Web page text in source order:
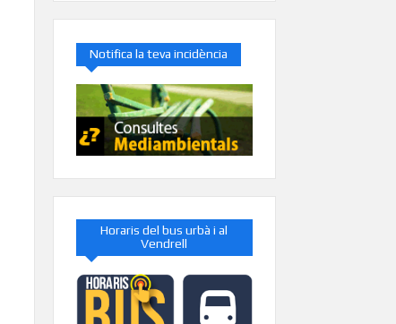
Notifica la teva incidència
Horaris del bus urbà i al
Vendrell